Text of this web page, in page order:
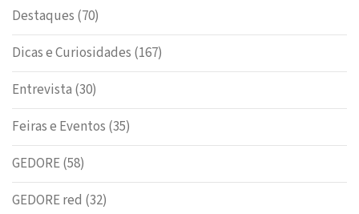
Destaques (70)
Dicas e Curiosidades (167)
Entrevista (30)
Feiras e Eventos (35)
GEDORE(58)
GEDORE red (32)